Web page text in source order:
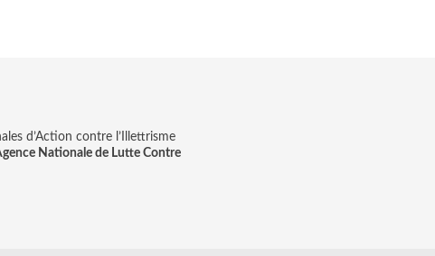
d’Action contre l’Illettrisme
Nationale de Lutte Contre